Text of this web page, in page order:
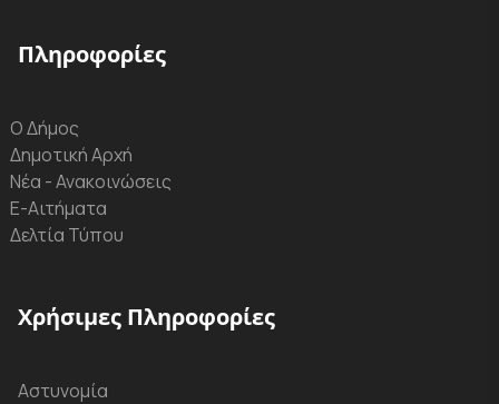
Πληροφορίες
Ο Δήμος
Δημοτική Αρχή
Νέα - Ανακοινώσεις
Ε-Αιτήματα
Δελτία Τύπου
Χρήσιμες Πληροφορίες
Αστυνομία